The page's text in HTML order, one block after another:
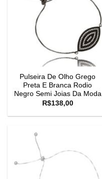
Pulseira De Olho Grego
Preta E Branca Rodio
Negro Semi Joias Da Moda
R$138,00